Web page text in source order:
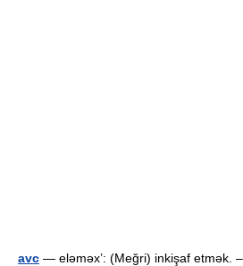
avc — eləməx’: (Meğri) inkişaf etmək.